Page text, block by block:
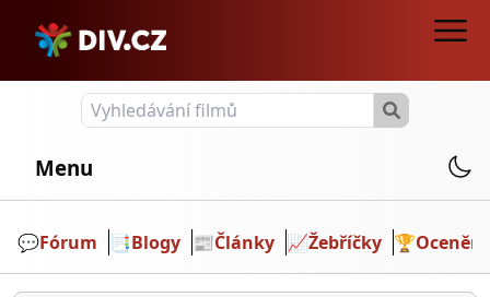
Menu
💬️Fórum 📑Blogy 📰Články 📈Žebříčky 🏆Ocenění